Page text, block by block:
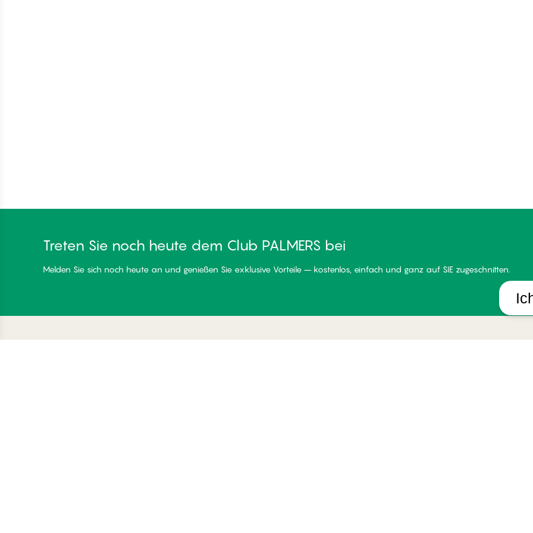
Treten Sie noch heute dem Club PALMERS bei
Melden Sie sich noch heute an und genießen Sie exklusive Vorteile – kostenlos, einfach und ganz auf SIE zugeschnitten.